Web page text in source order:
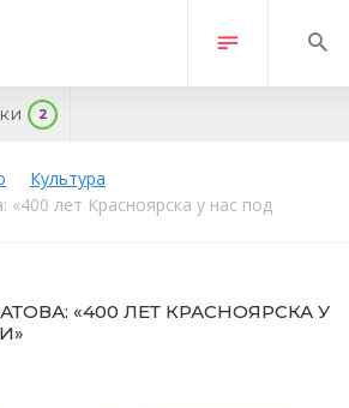
2
Культура
«400 лет Красноярска у нас под
«400 ЛЕТ КРАСНОЯРСКА У